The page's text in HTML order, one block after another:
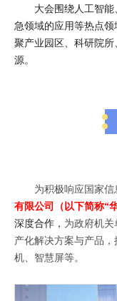
大会围绕人工智
急领域的应用等热点
聚产业园区、科研院
源。
为积极响应国家信
有限公司（以下简称“
深度合作， 为政府机
产化解决方案与产品
机、智慧屏等。